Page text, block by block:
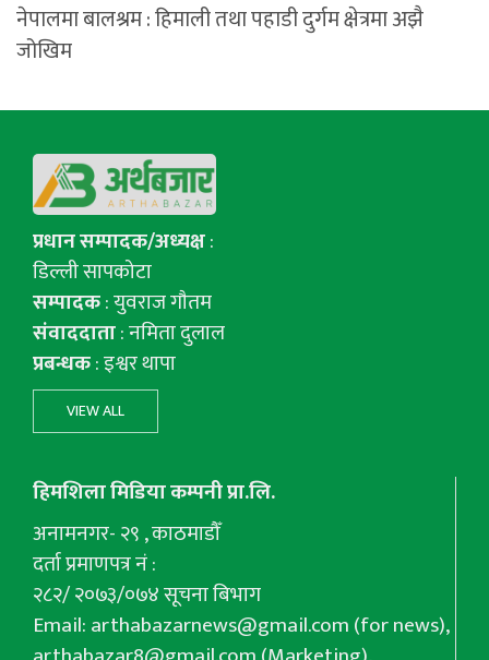
नेपालमा बालश्रम : हिमाली तथा पहाडी दुर्गम क्षेत्रमा अझै
जोखिम
प्रधान सम्पादक/अध्यक्ष:
डिल्ली सापकोटा
सम्पादक: युवराज गाैतम
संवाददाता: नमिता दुलाल
प्रबन्धक: इश्वर थापा
VIEW ALL
हिमशिला मिडिया कम्पनी प्रा.लि.
अनामनगर- २९ , काठमाडौँ
दर्ता प्रमाणपत्र नं :
२८२/ २०७३/०७४ सूचना बिभाग
Email:arthabazarnews@gmail.com(for news),